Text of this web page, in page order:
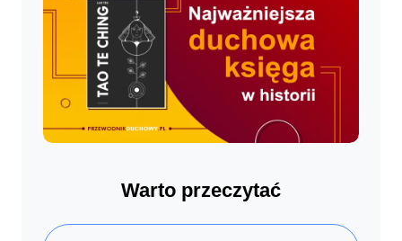
Warto przeczytać